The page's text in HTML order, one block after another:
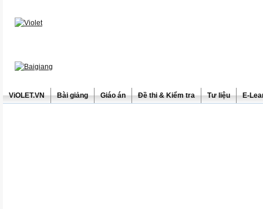
ViOLET.VN Bài giảng Giáo án Đề thi & Kiểm tra Tư liệu E-